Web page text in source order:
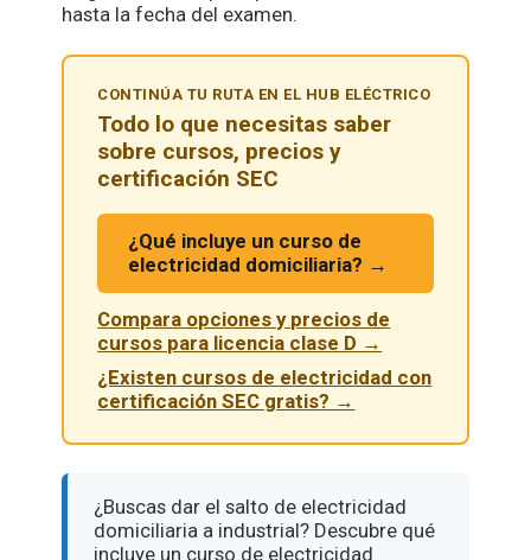
hasta la fecha del examen.
CONTINÚA TU RUTA EN EL HUB ELÉCTRICO
Todo lo que necesitas saber
sobre cursos, precios y
certificación SEC
¿Qué incluye un curso de
electricidad domiciliaria? →
Compara opciones y precios de
cursos para licencia clase D →
¿Existen cursos de electricidad con
certificación SEC gratis? →
¿Buscas dar el salto de electricidad
domiciliaria a industrial? Descubre qué
incluye un curso de electricidad